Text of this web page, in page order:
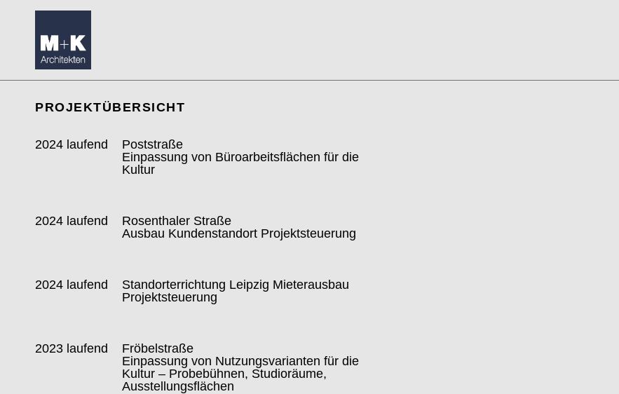
PROJEKTÜBERSICHT
2024 laufend
Poststraße
Einpassung von Büroarbeitsflächen für die
Kultur
2024 laufend
Rosenthaler Straße
Ausbau Kundenstandort Projektsteuerung
2024 laufend
Standorterrichtung Leipzig Mieterausbau
Projektsteuerung
2023 laufend
Fröbelstraße
Einpassung von Nutzungsvarianten für die
Kultur – Probebühnen, Studioräume,
Ausstellungsflächen